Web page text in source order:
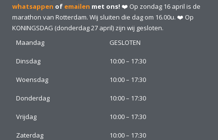
whatsappen of emailen met ons! ❤️ Op zondag 16 april is de
marathon van Rotterdam. Wij sluiten die dag om 16.00u. ❤️ Op
KONINGSDAG (donderdag 27 april) zijn wij gesloten.
Maandag
GESLOTEN
Dinsdag 10:00 – 17:30
Woensdag 10:00 – 17:30
Donderdag 10:00 – 17:30
Vrijdag 10:00 – 17:30
Zaterdag 10:00 – 17:30